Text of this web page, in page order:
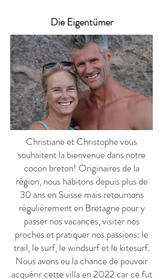
DieEigentümer
Christiane et Christophe vous
souhaitent la bienvenue dans notre
cocon breton! Originaires de la
région, nous habitons depuis plus de
30 ans en Suisse mais retournons
régulièrement en Bretagne pour y
passer nos vacances, visiter nos
proches et pratiquer nos passions: le
trail, le surf, le windsurf et le kitesurf.
Nous avons eu la chance de pouvoir
acquérir cette villa en 2022 car ce fut